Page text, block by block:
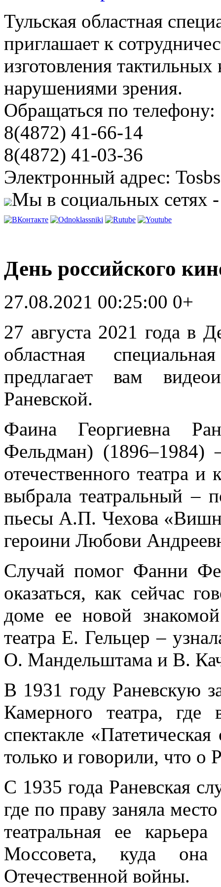
Тульская областная
приглашает к
изготовления
нарушениями зрения.
Обращаться по телефону:
8(4872) 41-66-14
8(4872) 41-03-36
Электронный адрес:
Мы в социальных сетях
День российского
27.08.2021 00:25:00 0+
27 августа 2021 года в
областная
предлагает вам
Раневской.
Фаина Георгиевна
Фельдман) (1896–1984)
отечественного театра
выбрала театральный –
пьесы А.П. Чехова
героини Любови
Случай помог Фанни
оказаться, как сейчас
доме ее новой
театра Е. Гельцер –
О. Мандельштама и В.
В 1931 году Раневскую
Камерного театра, где
спектакле
только и говорили, что о
С 1935 года Раневская
где по праву заняла
театральная ее
Моссовета, куда
Отечественной войны.